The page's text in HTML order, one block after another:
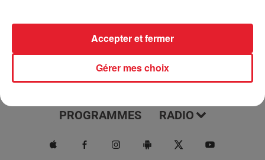
ACTUS MUSIQUES
PROGRAMMES RADIO
Gérer mes choix
Accepter et fermer